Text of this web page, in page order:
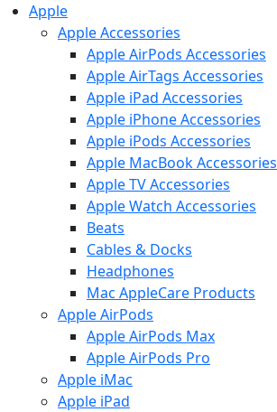
Apple
Apple Accessories
Apple AirPods Accessories
Apple AirTags Accessories
Apple iPad Accessories
Apple iPhone Accessories
Apple iPods Accessories
Apple MacBook Accessories
Apple TV Accessories
Apple Watch Accessories
Beats
Cables & Docks
Headphones
Mac AppleCare Products
Apple AirPods
Apple AirPods Max
Apple AirPods Pro
Apple iMac
Apple iPad